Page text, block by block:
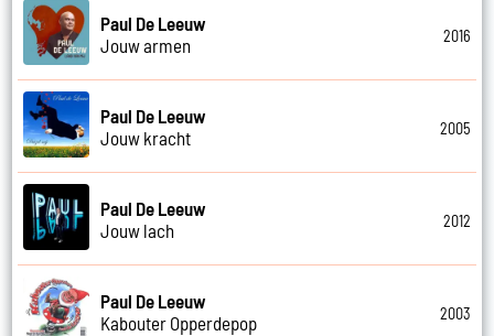
Paul De Leeuw
Jouw armen
2016
Paul De Leeuw
Jouw kracht
2005
Paul De Leeuw
Jouw lach
2012
Paul De Leeuw
Kabouter Opperdepop
2003